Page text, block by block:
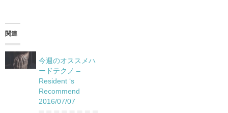
関連
今週のオススメハ
ードテクノ –
Resident ‘s
Recommend
2016/07/07